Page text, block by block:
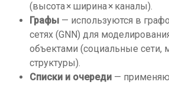
(высота × ширина × каналы).
Графы — используются в
сетях (GNN) для
объектами (социальные сети,
структуры).
Списки и очереди —